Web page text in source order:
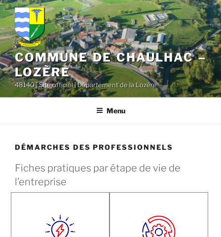
principal
Aller
au
contenu
principal
COMMUNE DE CHAULHAC –
LOZÈRE
48140 | Site officiel | Département de la Lozère
Menu
DÉMARCHES DES PROFESSIONNELS
Fiches pratiques par étape de vie de
l’entreprise